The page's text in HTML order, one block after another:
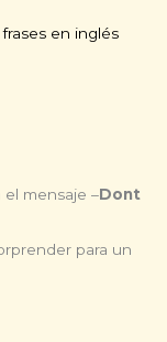
en inglés
mensaje –Dont
para un